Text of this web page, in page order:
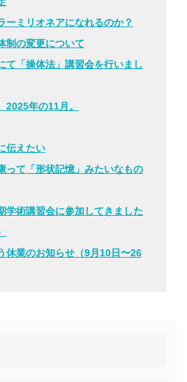
ーミリオネアになれるのか？
制の変更について
て「操体法」講習会を行いまし
2025年の11月。
伝えたい
って「形状記憶」みたいなもの
学術講習会に参加してきました
休業のお知らせ（9月10日〜26